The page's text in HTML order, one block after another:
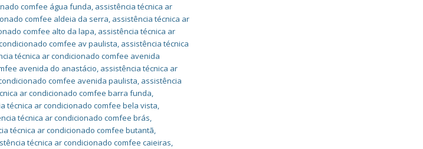
comfee água funda, assistência técnica ar
comfee aldeia da serra, assistência técnica ar
comfee alto da lapa, assistência técnica ar
comfee av paulista, assistência técnica
técnica ar condicionado comfee avenida
avenida do anastácio, assistência técnica ar
comfee avenida paulista, assistência
ar condicionado comfee barra funda,
técnica ar condicionado comfee bela vista,
técnica ar condicionado comfee brás,
técnica ar condicionado comfee butantã,
técnica ar condicionado comfee caieiras,